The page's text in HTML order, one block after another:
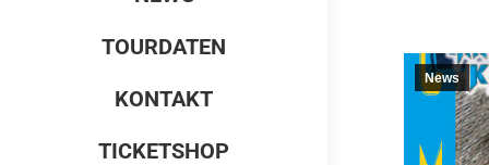
TOURDATEN
KONTAKT
TICKETSHOP
News